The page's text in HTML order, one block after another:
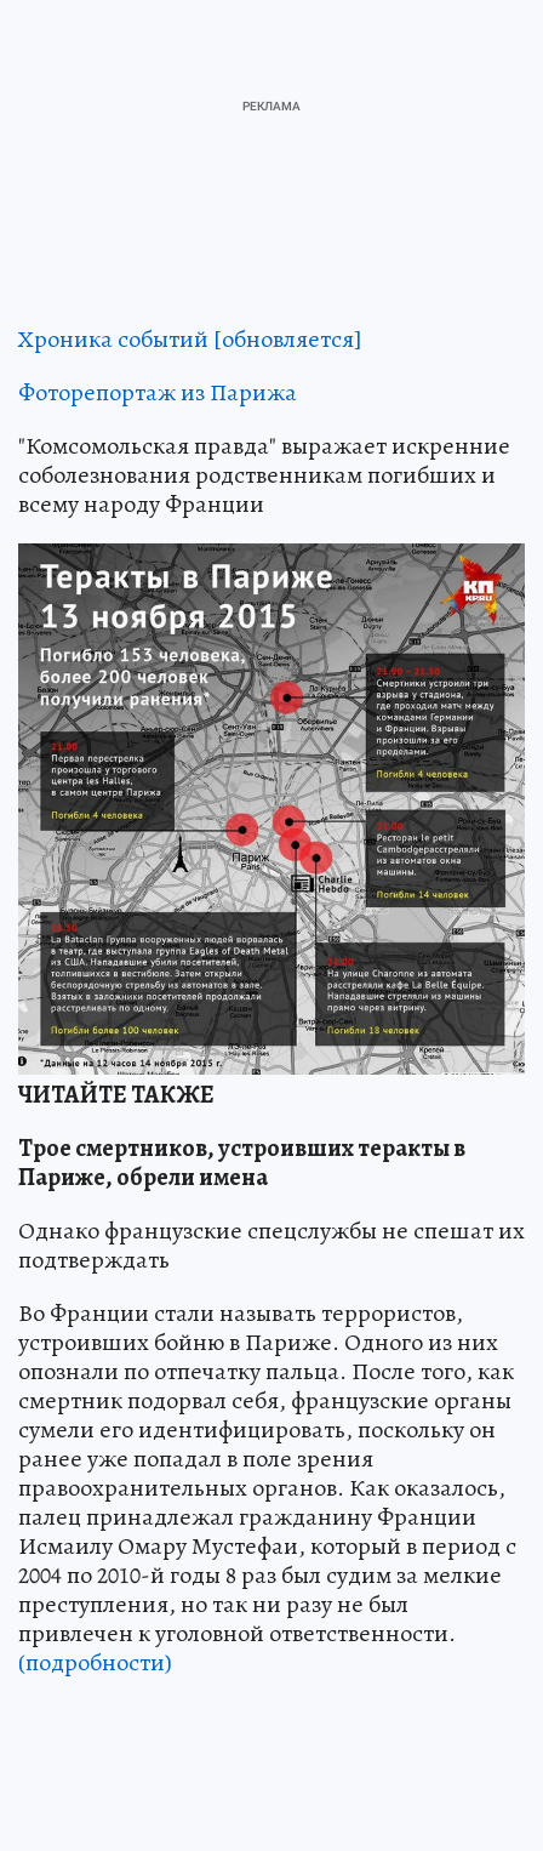
Хроника событий [обновляется]
Фоторепортаж из Парижа
"Комсомольская правда" выражает искренние
соболезнования родственникам погибших и
всему народу Франции
ЧИТАЙТЕ ТАКЖЕ
Трое смертников, устроивших теракты в
Париже, обрели имена
Однако французские спецслужбы не спешат их
подтверждать
Во Франции стали называть террористов,
устроивших бойню в Париже. Одного из них
опознали по отпечатку пальца. После того, как
смертник подорвал себя, французские органы
сумели его идентифицировать, поскольку он
ранее уже попадал в поле зрения
правоохранительных органов. Как оказалось,
палец принадлежал гражданину Франции
Исмаилу Омару Мустефаи, который в период с
2004 по 2010-й годы 8 раз был судим за мелкие
преступления, но так ни разу не был
привлечен к уголовной ответственности.
(подробности)